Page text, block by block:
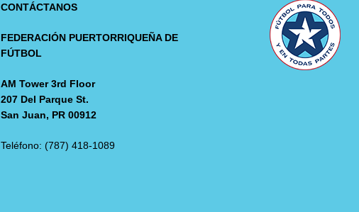
CONTÁCTANOS
FEDERACIÓN PUERTORRIQUEÑA DE
FÚTBOL
AM Tower 3rd Floor
207 Del Parque St.
San Juan, PR 00912
Teléfono: (787) 418-1089